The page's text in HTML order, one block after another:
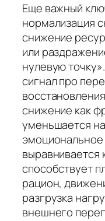
Еще важный
нормализация
снижение
или
нулевую
сигнал про
снижение как
уменьшается
выравнивается
способствует
рацион,
разгрузка
внешнего